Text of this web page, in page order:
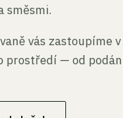
směsmi.
vás zastoupíme
prostředí — od